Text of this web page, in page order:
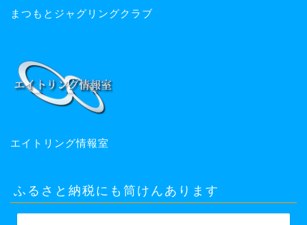
まつもとジャグリングクラブ
エイトリング情報室
ふるさと納税にも筒けんあります